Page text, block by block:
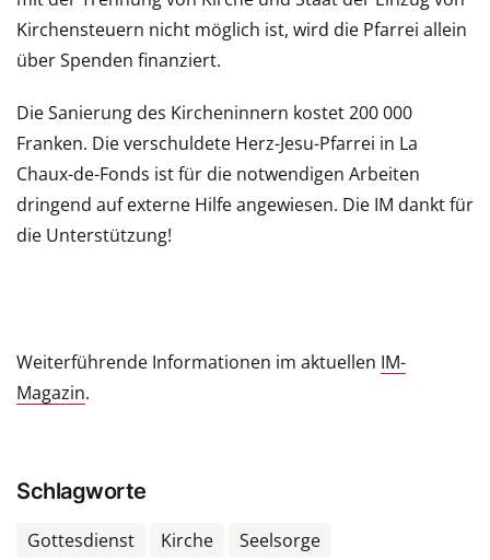
Kirchensteuern nicht möglich ist, wird die Pfarrei allein
über Spenden finanziert.
Die Sanierung des Kircheninnern kostet 200 000
Franken. Die verschuldete Herz-Jesu-Pfarrei in La
Chaux-de-Fonds ist für die notwendigen Arbeiten
dringend auf externe Hilfe angewiesen. Die IM dankt für
die Unterstützung!
Weiterführende Informationen im aktuellen IM-
Magazin.
Schlagworte
Gottesdienst Kirche Seelsorge